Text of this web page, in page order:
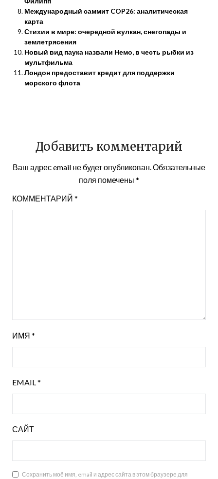
Международный саммит COP26: аналитическая
карта
Стихии в мире: очередной вулкан, снегопады и
землетрясения
Новый вид паука назвали Немо, в честь рыбки из
мультфильма
Лондон предоставит кредит для поддержки
морского флота
Добавить комментарий
Ваш адрес email не будет опубликован.Обязательные
поля помечены *
КОММЕНТАРИЙ *
ИМЯ *
EMAIL*
САЙТ
Сохранить моё имя, email и адрес сайта в этом браузере для